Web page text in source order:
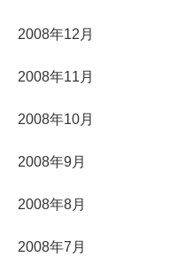
2008年12月
2008年11月
2008年10月
2008年9月
2008年8月
2008年7月